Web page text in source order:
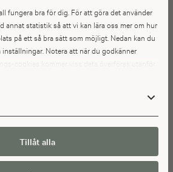
fungera bra för dig. För att göra det använder
annat statistik så att vi kan lära oss mer om hur
på ett så bra sätt som möjligt. Nedan kan du
inställningar. Notera att när du godkänner
cookies kommer viss data överföras utanför
EU, vilket kan innebära vissa risker för
bolagen måste lämna över uppgifter till
i USA om de får en sådan begäran. Det kan
för dig att hävda dina rättigheter, t.ex. rätten
personuppgifter som de
har fått tillgång till. Genom att godkänna
Tillåt alla